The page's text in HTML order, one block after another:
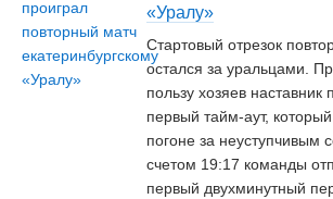
«Уралу»
Стартовый отрезок
остался за уральцами.
пользу хозяев наставник
первый тайм-аут,
погоне за неуступчивым
счетом 19:17 команды
первый двухминутный